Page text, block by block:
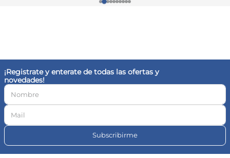
¡Registrate y enterate de todas las ofertas y
novedades!
Subscribirme